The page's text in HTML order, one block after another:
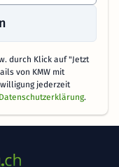
durch Klick auf "Jetzt
von KMW mit
jederzeit
Datenschutzerklärung.